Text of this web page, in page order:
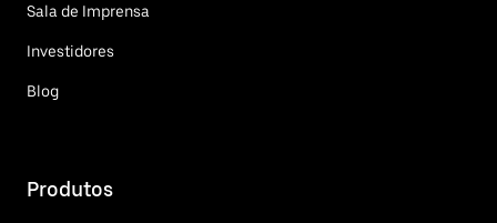
Sala de Imprensa
Investidores
Blog
Produtos